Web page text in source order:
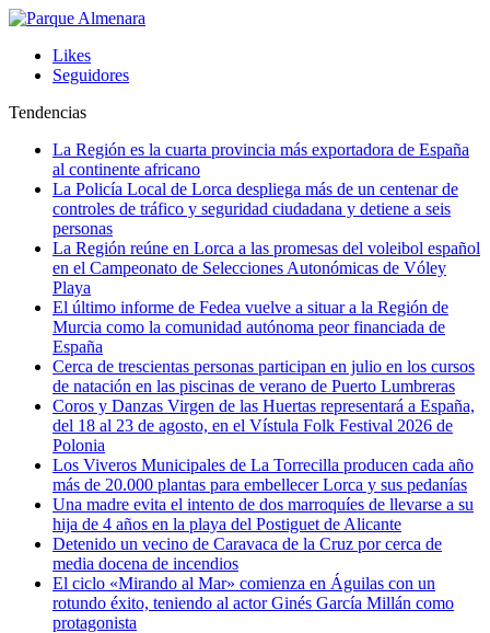
Likes
Seguidores
Tendencias
La Región es la cuarta provincia más exportadora de España
al continente africano
La Policía Local de Lorca despliega más de un centenar de
controles de tráfico y seguridad ciudadana y detiene a seis
personas
La Región reúne en Lorca a las promesas del voleibol español
en el Campeonato de Selecciones Autonómicas de Vóley
Playa
El último informe de Fedea vuelve a situar a la Región de
Murcia como la comunidad autónoma peor financiada de
España
Cerca de trescientas personas participan en julio en los cursos
de natación en las piscinas de verano de Puerto Lumbreras
Coros y Danzas Virgen de las Huertas representará a España,
del 18 al 23 de agosto, en el Vístula Folk Festival 2026 de
Polonia
Los Viveros Municipales de La Torrecilla producen cada año
más de 20.000 plantas para embellecer Lorca y sus pedanías
Una madre evita el intento de dos marroquíes de llevarse a su
hija de 4 años en la playa del Postiguet de Alicante
Detenido un vecino de Caravaca de la Cruz por cerca de
media docena de incendios
El ciclo «Mirando al Mar» comienza en Águilas con un
rotundo éxito, teniendo al actor Ginés García Millán como
protagonista